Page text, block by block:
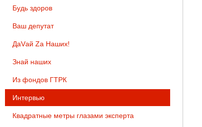
Будь здоров
Ваш депутат
ДаVай Zа Наших!
Знай наших
Из фондов ГТРК
Интервью
Квадратные метры глазами эксперта